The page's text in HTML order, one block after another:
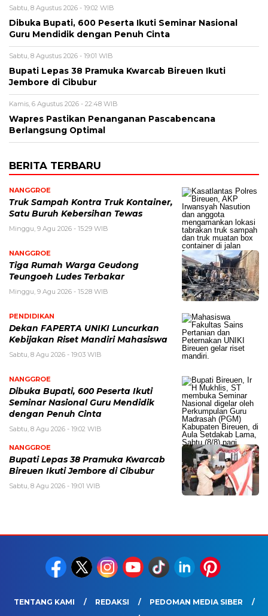
Sabtu, 8 Agustus 2026 - 19:02 WIB
Dibuka Bupati, 600 Peserta Ikuti Seminar Nasional
Guru Mendidik dengan Penuh Cinta
Sabtu, 8 Agustus 2026 - 19:01 WIB
Bupati Lepas 38 Pramuka Kwarcab Bireuen Ikuti
Jembore di Cibubur
Kamis, 6 Agustus 2026 - 22:48 WIB
Wapres Pastikan Penanganan Pascabencana
Berlangsung Optimal
BERITA TERBARU
NANGGROE
Truk Sampah Kontra Truk Kontainer,
Satu Buruh Kebersihan Tewas
Minggu, 9 Agu 2026 - 15:29 WIB
NANGGROE
Tiga Rumah Warga Geudong
Teungoeh Ludes Terbakar
Minggu, 9 Agu 2026 - 15:28 WIB
PENDIDIKAN
Dekan FAPERTA UNIKI Luncurkan
Kebijakan Riset Mandiri Mahasiswa
Sabtu, 8 Agu 2026 - 19:03 WIB
NANGGROE
Dibuka Bupati, 600 Peserta Ikuti
Seminar Nasional Guru Mendidik
dengan Penuh Cinta
Sabtu, 8 Agu 2026 - 19:02 WIB
NANGGROE
Bupati Lepas 38 Pramuka Kwarcab
Bireuen Ikuti Jembore di Cibubur
Sabtu, 8 Agu 2026 - 19:01 WIB
TENTANG KAMI REDAKSI
PEDOMAN MEDIA SIBER